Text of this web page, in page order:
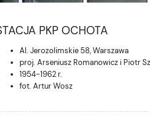
PKP OCHOTA
Al. Jerozolimskie 58, Warszawa
proj. Arseniusz Romanowicz i Piotr
1954-1962 r.
fot. Artur Wosz